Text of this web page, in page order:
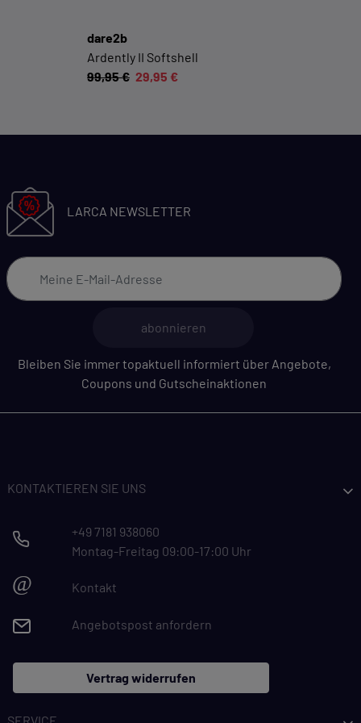
dare2b
Ardently II Softshell
99,95 € 29,95 €
LARCA NEWSLETTER
abonnieren
Bleiben Sie immer topaktuell informiert über Angebote,
Coupons und Gutscheinaktionen
KONTAKTIEREN SIE UNS
+49 7181 938060
Montag-Freitag 09:00-17:00 Uhr
@ Kontakt
Angebotspost anfordern
Vertrag widerrufen
SERVICE